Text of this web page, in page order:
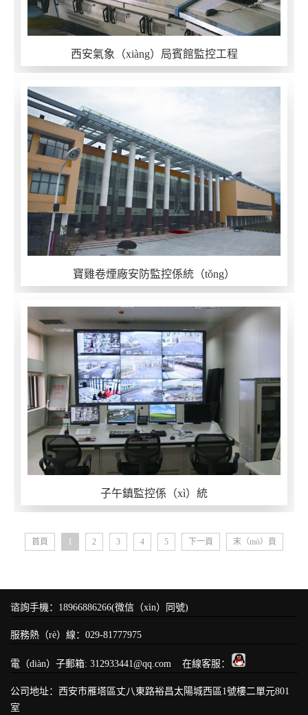
西安氣象（xiàng）局賓館監控工程
寶雞卷煙廠安防監控係統（tǒng）
子午鎮監控係（xì）統
首頁 1 2 3 4 5 下一頁 末（mò）頁
谘詢手機：18966886266(微信（xìn）同號)
服務熱（rè）線：029-81777975
電（diàn）子郵箱: 312933441@qq.com 在線客服：
公司地址：西安市雁塔區丈八東路裕昌太陽城西區1號樓二單元801
室